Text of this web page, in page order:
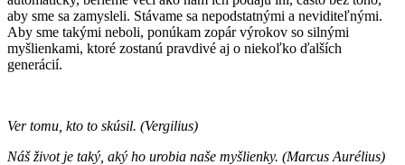
aby sme sa zamysleli. Stávame sa nepodstatnými a neviditeľnými.
Aby sme takými neboli, ponúkam zopár výrokov so silnými
myšlienkami, ktoré zostanú pravdivé aj o niekoľko ďalších
generácií.
Ver tomu, kto to skúsil. (Vergilius)
Náš život je taký, aký ho urobia naše myšlienky. (Marcus Aurélius)